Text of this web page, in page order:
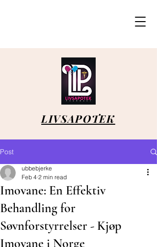
LIVSAPOTEK
Post
Imovane: En Effektiv
Behandling for
Søvnforstyrrelser - Kjøp
Imovane i Norge
ubbebjerke
Feb 4 2 min read